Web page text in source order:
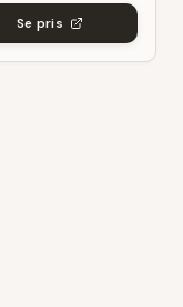
Se pris